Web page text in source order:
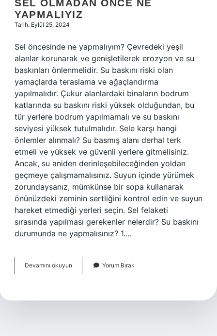
SEL OLMADAN ÖNCE NE
YAPMALIYIZ
Tarih: Eylül 25, 2024
Sel öncesinde ne yapmalıyım? Çevredeki yeşil
alanlar korunarak ve genişletilerek erozyon ve su
baskınları önlenmelidir. Su baskını riski olan
yamaçlarda teraslama ve ağaçlandırma
yapılmalıdır. Çukur alanlardaki binaların bodrum
katlarında su baskını riski yüksek olduğundan, bu
tür yerlere bodrum yapılmamalı ve su baskını
seviyesi yüksek tutulmalıdır. Sele karşı hangi
önlemler alınmalı? Su basmış alanı derhal terk
etmeli ve yüksek ve güvenli yerlere gitmelisiniz.
Ancak, su aniden derinleşebileceğinden yoldan
geçmeye çalışmamalısınız. Suyun içinde yürümek
zorundaysanız, mümkünse bir sopa kullanarak
önünüzdeki zeminin sertliğini kontrol edin ve suyun
hareket etmediği yerleri seçin. Sel felaketi
sırasında yapılması gerekenler nelerdir? Su baskını
durumunda ne yapmalısınız? 1.…
Devamını okuyun
Olmadan
Yapmalıyız
Yorum Bırak